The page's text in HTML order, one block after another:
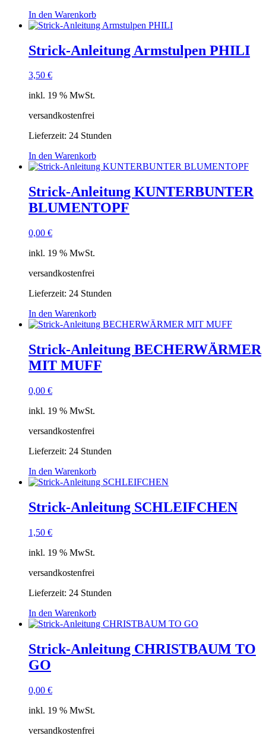
In den Warenkorb
Strick-Anleitung Armstulpen PHILI
3,50 €
inkl. 19 % MwSt.
versandkostenfrei
Lieferzeit: 24 Stunden
In den Warenkorb
Strick-Anleitung KUNTERBUNTER
BLUMENTOPF
0,00 €
inkl. 19 % MwSt.
versandkostenfrei
Lieferzeit: 24 Stunden
In den Warenkorb
Strick-Anleitung BECHERWÄRMER
MIT MUFF
0,00 €
inkl. 19 % MwSt.
versandkostenfrei
Lieferzeit: 24 Stunden
In den Warenkorb
Strick-Anleitung SCHLEIFCHEN
1,50 €
inkl. 19 % MwSt.
versandkostenfrei
Lieferzeit: 24 Stunden
In den Warenkorb
Strick-Anleitung CHRISTBAUM TO
GO
0,00 €
inkl. 19 % MwSt.
versandkostenfrei